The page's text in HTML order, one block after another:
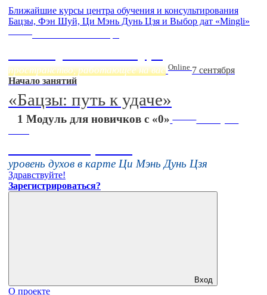
Ближайшие курсы центра обучения и консультирования
Бацзы, Фэн Шуй, Ци Мэнь Дунь Цзя и Выбор дат «Mingli»
пространство, работающее на вас Online 7 сентября
Начало занятий
«Бацзы: путь к удаче»
1 Модуль для новичков с «0»
16 августа
уровень духов в карте Ци Мэнь Дунь Цзя
Здравствуйте!
Зарегистрироваться?
Вход
О проекте